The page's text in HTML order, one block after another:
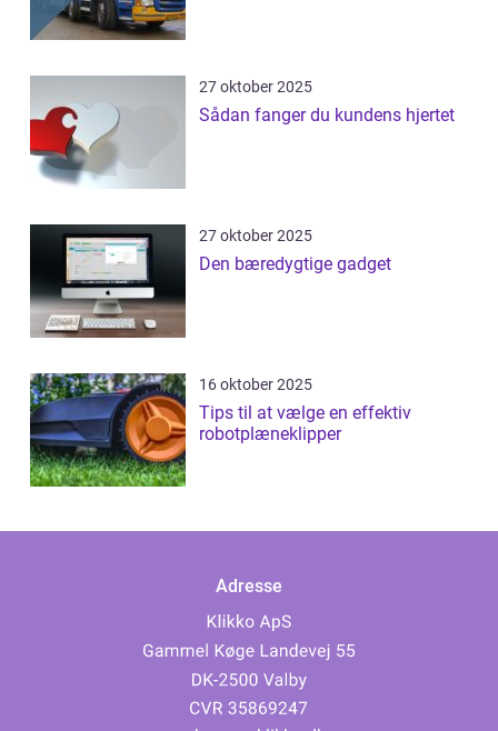
27 oktober 2025
Sådan fanger du kundens hjertet
27 oktober 2025
Den bæredygtige gadget
16 oktober 2025
Tips til at vælge en effektiv
robotplæneklipper
Adresse